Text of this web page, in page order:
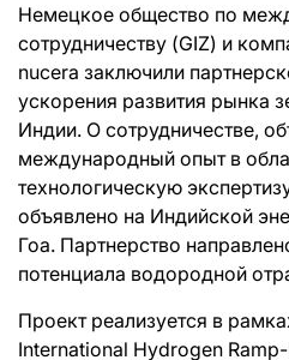
Немецкое общество по
сотрудничеству (GIZ) и
nucera заключили
ускорения развития рынка
Индии. О сотрудничестве,
международный опыт в
технологическую
объявлено на Индийской
Гоа. Партнерство
потенциала водородной
Проект реализуется в
International Hydrogen